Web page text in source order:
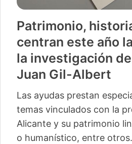
Patrimonio,
centran este año
la investigación
Juan Gil-Albert
Las ayudas prestan
temas vinculados con la
Alicante y su patrimonio
o humanístico, entre